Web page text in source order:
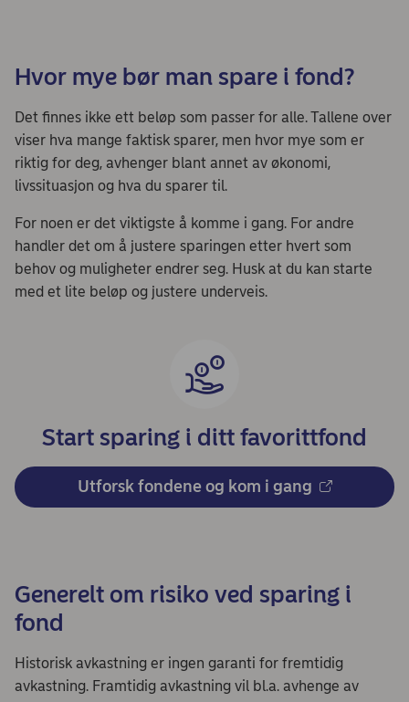
Hvor mye bør man spare i fond?
Det finnes ikke ett beløp som passer for alle. Tallene over
viser hva mange faktisk sparer, men hvor mye som er
riktig for deg, avhenger blant annet av økonomi,
livssituasjon og hva du sparer til.
For noen er det viktigste å komme i gang. For andre
handler det om å justere sparingen etter hvert som
behov og muligheter endrer seg. Husk at du kan starte
med et lite beløp og justere underveis.
Start sparing i ditt favorittfond
Utforsk fondene og kom i gang
Generelt om risiko ved sparing i
fond
Historisk avkastning er ingen garanti for fremtidig
avkastning. Framtidig avkastning vil bl.a. avhenge av